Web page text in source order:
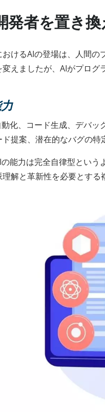
発者を置き
けるAIの登場は、人間
えましたが、AIがプロ
化、コード生成、デバ
提案、潜在的なバグの
能力は完全自律型とい
解と革新性を必要とす